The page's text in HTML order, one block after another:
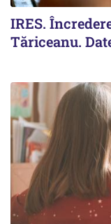
IRES.
Tăriceanu.